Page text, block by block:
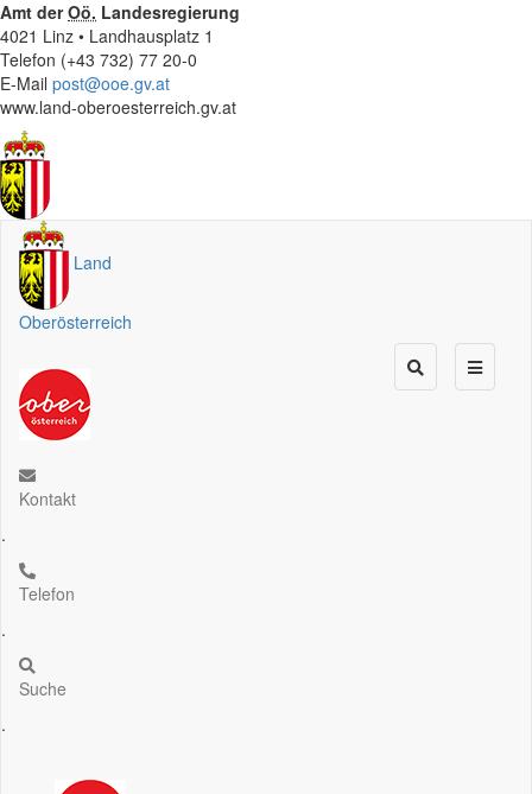
Amt derOö. Landesregierung
4021 Linz • Landhausplatz 1
Telefon (+43 732) 77 20-0
E-Mail post@ooe.gv.at
www.land-oberoesterreich.gv.at
Land
Oberösterreich
Kontakt
.
Telefon
.
Suche
.